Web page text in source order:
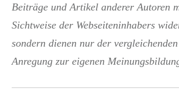
Beiträge und Artikel anderer Autoren
Sichtweise der Webseiteninhabers
sondern dienen nur der
Anregung zur eigenen